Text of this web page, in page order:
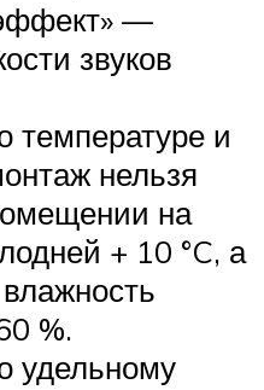
—
звуков
температуре и
нельзя
на
+ 10 °C, а
%.
удельному